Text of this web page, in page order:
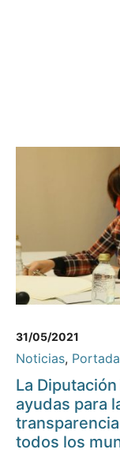
31/05/2021
Noticias, Portada
La
ayudas para
todos los